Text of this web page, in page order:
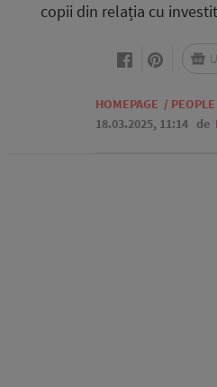
copii din relația cu
HOMEPAGE / PEOPLE
18.03.2025, 11:14 de